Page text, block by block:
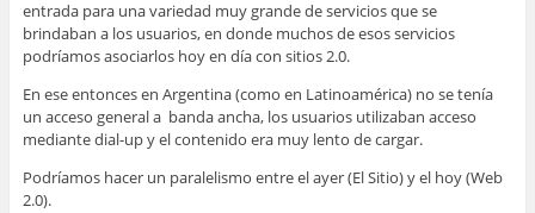
entrada para una variedad muy grande de servicios que se
brindaban a los usuarios, en donde muchos de esos servicios
podríamos asociarlos hoy en día con sitios 2.0.
En ese entonces en Argentina (como en Latinoamérica) no se tenía
un acceso general a banda ancha, los usuarios utilizaban acceso
mediante dial-up y el contenido era muy lento de cargar.
Podríamos hacer un paralelismo entre el ayer (El Sitio) y el hoy (Web
2.0).